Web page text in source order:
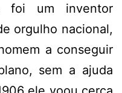
um inventor
orgulho nacional,
a conseguir
sem a ajuda